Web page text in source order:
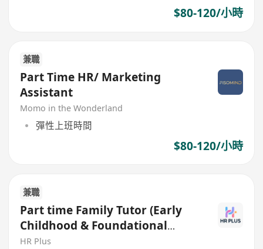
$80-120/小時
兼職
Part Time HR/ Marketing
Assistant
Momo in the Wonderland
彈性上班時間
$80-120/小時
兼職
Part time Family Tutor (Early
Childhood & Foundational
Learning) – $700 per hr
HR Plus